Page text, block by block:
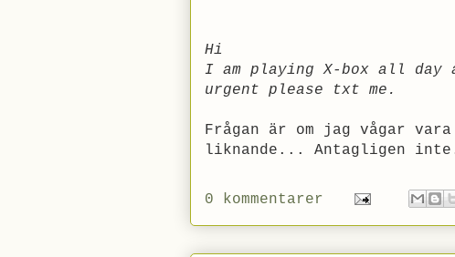
Hi
I am playing X-box all
urgent please txt me.
Frågan är om jag vågar
liknande... Antagligen
0 kommentarer